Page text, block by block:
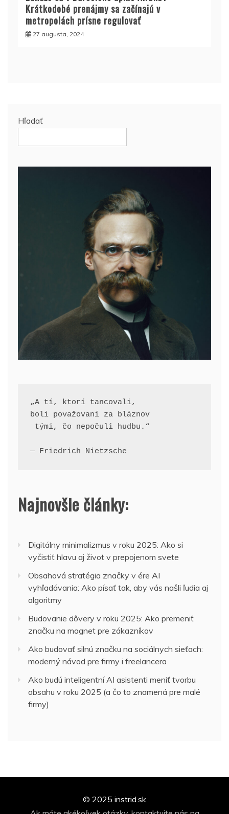
Krátkodobé prenájmy sa začínajú v
metropolách prísne regulovať
27 augusta, 2024
Hľadať
„A tí, ktorí tancovali,
boli považovaní za bláznov
tými, čo nepočuli hudbu.“
— Friedrich Nietzsche
Najnovšie články:
Digitálny minimalizmus v roku 2025: Ako si
vyčistiť hlavu aj život v prepojenom svete
Obsahová stratégia značky v ére AI
vyhľadávania: Ako písať tak, aby vás našli ľudia aj
algoritmy
Budovanie dôvery v roku 2025: Ako premeniť
značku na magnet pre zákazníkov
Ako budovať silnú značku na sociálnych sieťach:
moderný návod pre firmy i freelancera
Ako budú inteligentní AI asistenti meniť tvorbu
obsahu v roku 2025 (a čo to znamená pre malé
firmy)
© 2025 instrid.sk